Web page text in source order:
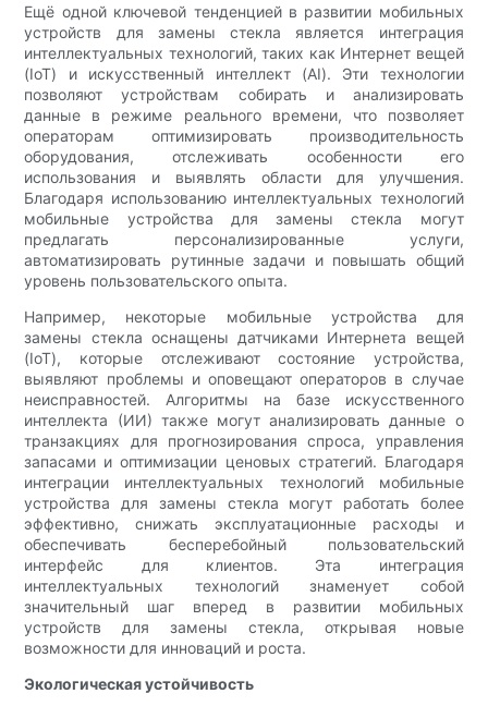
Ещё одной ключевой тенденцией в развитии мобильных
устройств для замены стекла является интеграция
интеллектуальных технологий, таких как Интернет вещей
(IoT) и искусственный интеллект (AI). Эти технологии
позволяют устройствам собирать и анализировать
данные в режиме реального времени, что позволяет
операторам оптимизировать производительность
оборудования, отслеживать особенности его
использования и выявлять области для улучшения.
Благодаря использованию интеллектуальных технологий
мобильные устройства для замены стекла могут
предлагать персонализированные услуги,
автоматизировать рутинные задачи и повышать общий
уровень пользовательского опыта.
Например, некоторые мобильные устройства для
замены стекла оснащены датчиками Интернета вещей
(IoT), которые отслеживают состояние устройства,
выявляют проблемы и оповещают операторов в случае
неисправностей. Алгоритмы на базе искусственного
интеллекта (ИИ) также могут анализировать данные о
транзакциях для прогнозирования спроса, управления
запасами и оптимизации ценовых стратегий. Благодаря
интеграции интеллектуальных технологий мобильные
устройства для замены стекла могут работать более
эффективно, снижать эксплуатационные расходы и
обеспечивать бесперебойный пользовательский
интерфейс для клиентов. Эта интеграция
интеллектуальных технологий знаменует собой
значительный шаг вперед в развитии мобильных
устройств для замены стекла, открывая новые
возможности для инноваций и роста.
Экологическая устойчивость